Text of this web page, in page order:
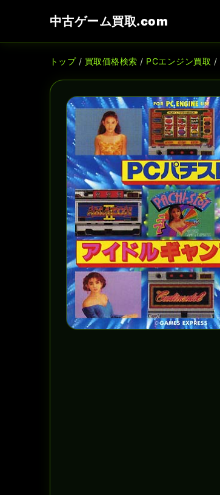
中古ゲーム買取.com
トップ/ 買取価格検索 / PCエンジン買取 /